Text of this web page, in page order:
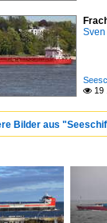
Sven
 19
Bilder aus